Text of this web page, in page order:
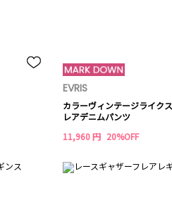
EVRIS
カラーヴィンテージライク
レアデニムパンツ
11,960 円 20%OFF